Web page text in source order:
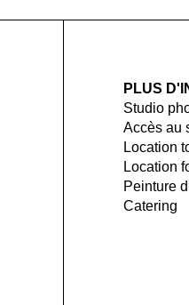
PLUS
Studio
Accès au
Location
Location
Peinture
Catering